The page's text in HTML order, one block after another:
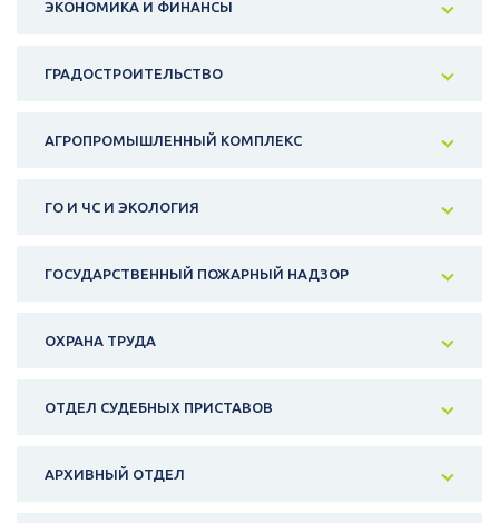
ЭКОНОМИКА И ФИНАНСЫ
ГРАДОСТРОИТЕЛЬСТВО
АГРОПРОМЫШЛЕННЫЙ КОМПЛЕКС
ГО И ЧС И ЭКОЛОГИЯ
ГОСУДАРСТВЕННЫЙ ПОЖАРНЫЙ НАДЗОР
ОХРАНА ТРУДА
ОТДЕЛ СУДЕБНЫХ ПРИСТАВОВ
АРХИВНЫЙ ОТДЕЛ